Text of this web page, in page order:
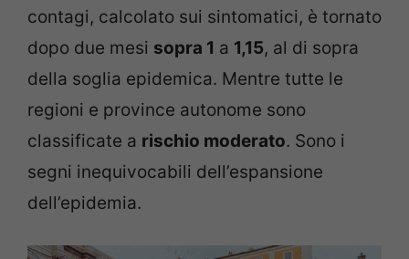
contagi, calcolato sui sintomatici, è tornato
dopo due mesi sopra 1 a 1,15, al di sopra
della soglia epidemica. Mentre tutte le
regioni e province autonome sono
classificate a rischio moderato. Sono i
segni inequivocabili dell’espansione
dell’epidemia.